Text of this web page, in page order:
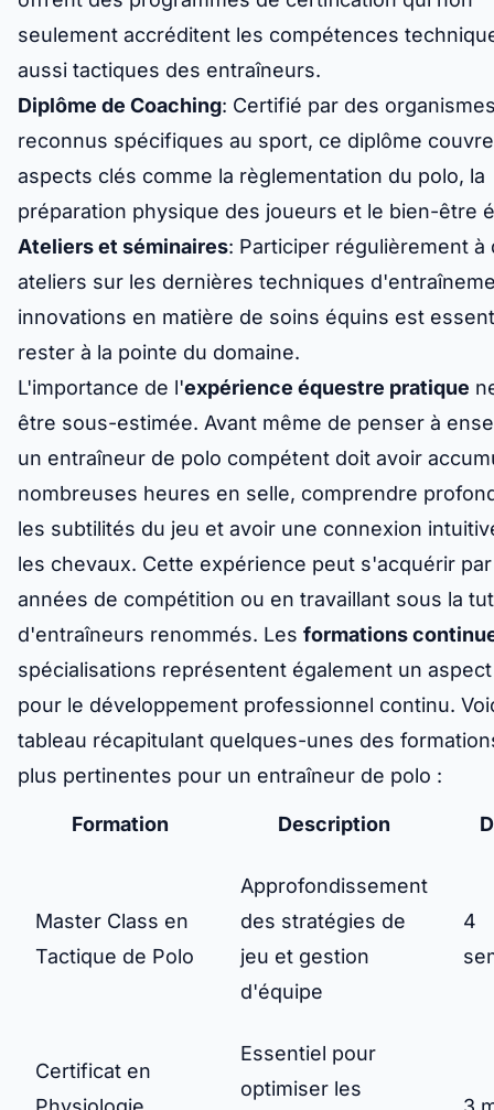
seulement accréditent les compétences
aussi tactiques des entraîneurs.
Diplôme de Coaching: Certifié par des
reconnus spécifiques au sport, ce diplôme
aspects clés comme la règlementation du polo, la
préparation physique des joueurs et le bien-être
Ateliers et séminaires: Participer régulièrement à
ateliers sur les dernières techniques
innovations en matière de soins équins est
rester à la pointe du domaine.
L'importance de l'expérience équestre pratique
être sous-estimée. Avant même de penser à
un entraîneur de polo compétent doit avoir
nombreuses heures en selle, comprendre
les subtilités du jeu et avoir une connexion
les chevaux. Cette expérience peut s'acquérir
années de compétition ou en travaillant sous la
d'entraîneurs renommés. Les formations
spécialisations représentent également un
pour le développement professionnel continu.
tableau récapitulant quelques-unes des
plus pertinentes pour un entraîneur de polo :
Formation Description
Master Class en
Tactique de Polo
Approfondissement
des stratégies de
jeu et gestion
d'équipe
4
Certificat en
Essentiel pour
optimiser les